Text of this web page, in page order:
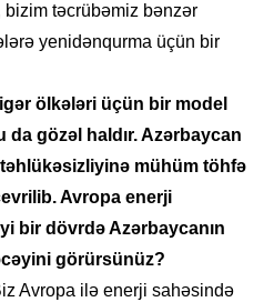
təcrübəmiz bənzər
yenidənqurma üçün bir
ölkələri üçün bir model
gözəl haldır. Azərbaycan
mühüm töhfə
Avropa enerji
bir dövrdə Azərbaycanın
görürsünüz?
Avropa ilə enerji sahəsində